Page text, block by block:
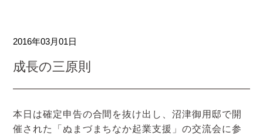
2016年03月01日
成長の三原則
本日は確定申告の合間を抜け出し、沼津御用邸で開
催された「ぬまづまちなか起業支援」の交流会に参
相続の